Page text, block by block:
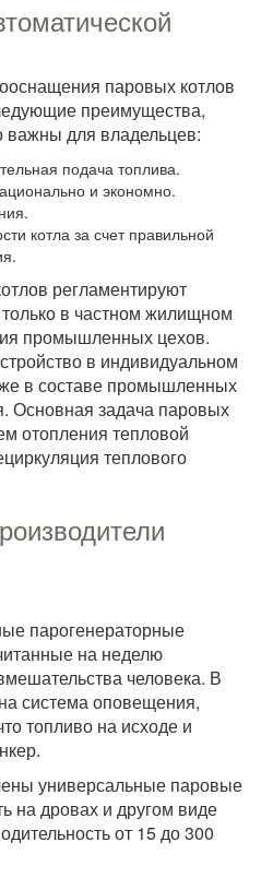
паровых котлов
преимущества,
важны для владельцев:
подача топлива.
и экономно.
котла за счет правильной
регламентируют
в частном жилищном
промышленных цехов.
в индивидуальном
в составе промышленных
Основная задача паровых
отопления тепловой
теплового
парогенераторные
на неделю
человека. В
система оповещения,
топливо на исходе и
универсальные паровые
на дровах и другом виде
от 15 до 300